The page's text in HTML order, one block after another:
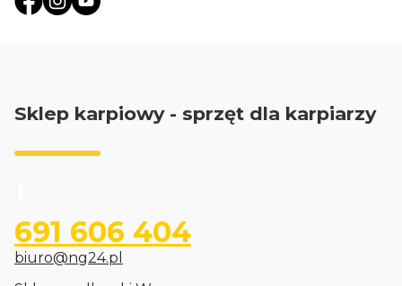
Sklep karpiowy - sprzęt dla karpiarzy
691 606 404
biuro@ng24.pl